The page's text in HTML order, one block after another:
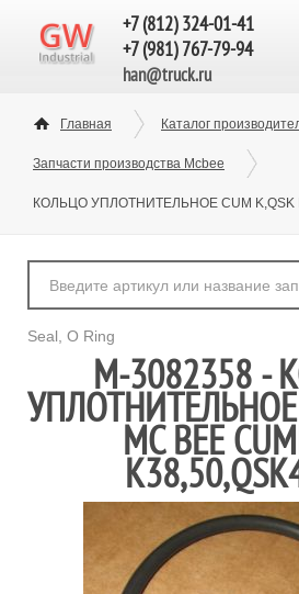
+7 (812) 324-01-41
+7 (981) 767-79-94
han@truck.ru
Главная Каталог
Запчасти производства Mcbee
КОЛЬЦО УПЛОТНИТЕЛЬНОЕ CUM K,QSK
Seal, O Ring
M-3082358 -
УПЛОТНИТЕЛЬНОЕ
MC BEE